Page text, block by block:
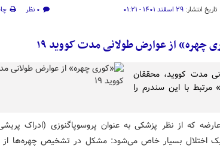
تاریخ انتشار: ۲۹ اسفند ۱۴۰۱ - ۰۱:۲۱ ۰ نظر
چهره» از عوارض طولانی مدت کووید ۱۹
مدت کووید، محققان
با این سندرم را
که از نظر پزشکی به عنوان پروسوپاگنوزی (ادراک
اختلال بسیار خاص می‌شود: مشکل در تشخیص چهره‌ها از